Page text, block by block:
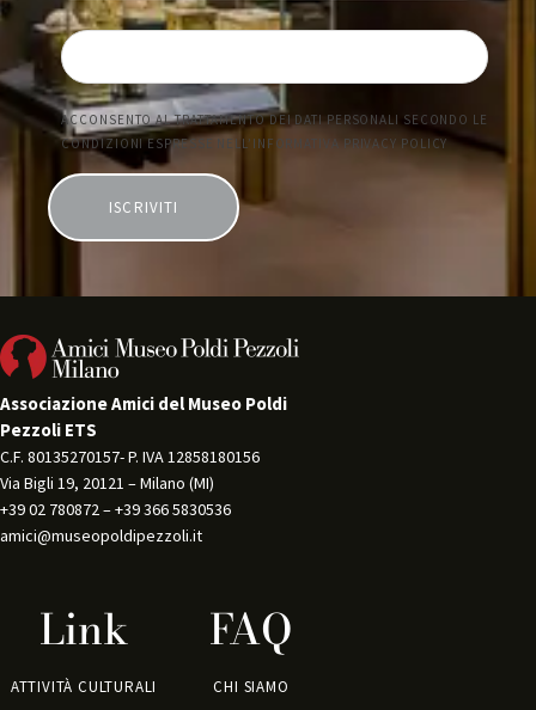
Associazione Amici del Museo Poldi
Pezzoli ETS
C.F. 80135270157- P. IVA 12858180156
Via Bigli 19, 20121 – Milano (MI)
+39 02 780872 – +39 366 5830536
amici@museopoldipezzoli.it
Link
ATTIVITÀ CULTURALI
FAQ
CHI SIAMO